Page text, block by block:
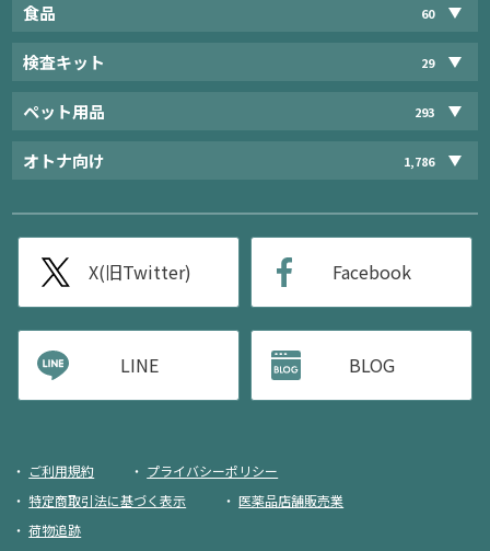
食品 60
検査キット 29
ペット用品 293
オトナ向け 1,786
X(旧Twitter) Facebook
LINE BLOG
ご利用規約
プライバシーポリシー
特定商取引法に基づく表示
医薬品店舗販売業
荷物追跡